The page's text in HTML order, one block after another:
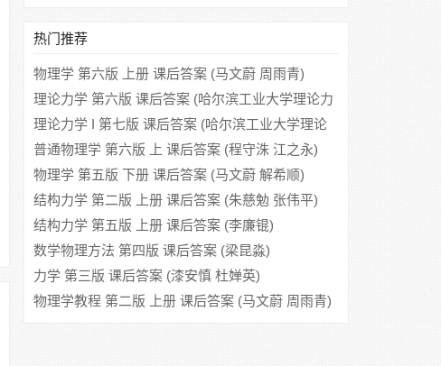
热门推荐
物理学 第六版 上册 课后答案 (马文蔚 周雨青)
理论力学 第六版 课后答案 (哈尔滨工业大学理论力
学教研室)
理论力学 I 第七版 课后答案 (哈尔滨工业大学理论
力学教研室)
普通物理学 第六版 上 课后答案 (程守洙 江之永)
物理学 第五版 下册 课后答案 (马文蔚 解希顺)
结构力学 第二版 上册 课后答案 (朱慈勉 张伟平)
结构力学 第五版 上册 课后答案 (李廉锟)
数学物理方法 第四版 课后答案 (梁昆淼)
力学 第三版 课后答案 (漆安慎 杜婵英)
物理学教程 第二版 上册 课后答案 (马文蔚 周雨青)